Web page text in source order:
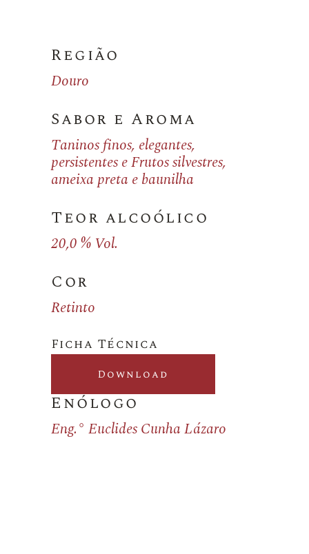
Região
Douro
Sabor e Aroma
Taninos finos, elegantes,
persistentes e Frutos silvestres,
ameixa preta e baunilha
Teor alcoólico
20,0 % Vol.
Cor
Retinto
Ficha Técnica
Download
Enólogo
Eng.° Euclides Cunha Lázaro